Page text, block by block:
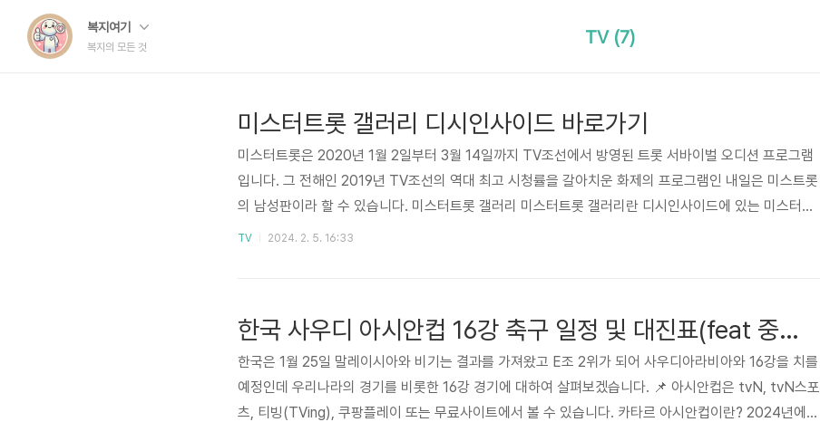
복지여기
복지의 모든 것 TV (7)
미스터트롯 갤러리 디시인사이드 바로가기
미스터트롯은 2020년 1월 2일부터 3월 14일까지 TV조선에서 방영된 트롯 서바이벌 오디션 프로그램
입니다. 그 전해인 2019년 TV조선의 역대 최고 시청률을 갈아치운 화제의 프로그램인 내일은 미스트롯
의 남성판이라 할 수 있습니다. 미스터트롯 갤러리 미스터트롯 갤러리란 디시인사이드에 있는 미스터트
롯을 위한 온라인 커뮤니티 플랫폼입니다. 미스터트롯의 시청자들이 주로 이용하고 있는 데 주로 50대
는 "내일은 미스터트..
TV 2024. 2. 5. 16:33
한국 사우디 아시안컵 16강 축구 일정 및 대진표(feat 중계 보기)
한국은 1월 25일 말레이시아와 비기는 결과를 가져왔고 E조 2위가 되어 사우디아라비아와 16강을 치를
예정인데 우리나라의 경기를 비롯한 16강 경기에 대하여 살펴보겠습니다. 📌 아시안컵은 tvN, tvN스포
츠, 티빙(TVing), 쿠팡플레이 또는 무료사이트에서 볼 수 있습니다. 카타르 아시안컵이란? 2024년에